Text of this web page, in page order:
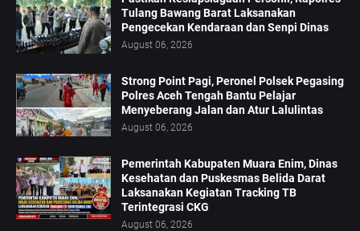
Tulang Bawang Barat Laksanakan
Pengecekan Kendaraan dan Senpi Dinas
August 06, 2026
Strong Point Pagi, Peronel Polsek Pegasing
Polres Aceh Tengah Bantu Pelajar
Menyeberang Jalan dan Atur Lalulintas
August 06, 2026
‎Pemerintah Kabupaten Muara Enim, Dinas
Kesehatan dan Puskesmas Belida Darat
Laksanakan Kegiatan Tracking TB
Terintegrasi CKG
August 06, 2026